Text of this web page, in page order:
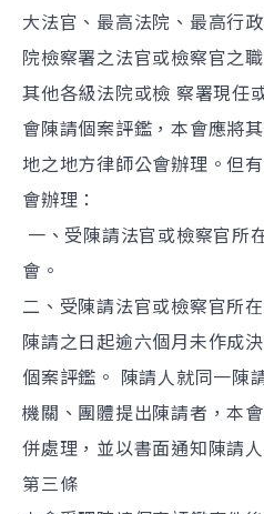
大法官、最高法院、最高行
院檢察署之法官或檢察官之
其他各級法院或檢 察署現任
會陳請個案評鑑，本會應將
地之地方律師公會辦理。但
會辦理：
一、受陳請法官或檢察官所
會。
二、受陳請法官或檢察官所
陳請之日起逾六個月未作成
個案評鑑。 陳請人就同一陳
機關、團體提出陳請者，本
併處理，並以書面通知陳請人
第三條